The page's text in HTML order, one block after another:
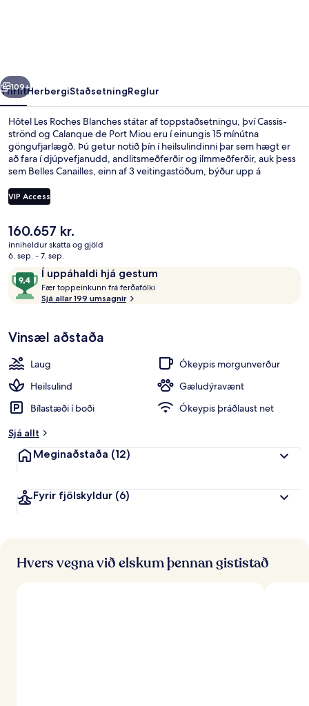
Næsta
109+
YfirlitHerbergiStaðsetningReglur
Hôtel Les Roches Blanches státar af toppstaðsetningu, því Cassis-
strönd og Calanque de Port Miou eru í einungis 15 mínútna
göngufjarlægð. Þú getur notið þín í heilsulindinni þar sem hægt er
að fara í djúpvefjanudd, andlitsmeðferðir og ilmmeðferðir, auk þess
sem Belles Canailles, einn af 3 veitingastöðum, býður upp á
Miðjarðarhafinu er sérhæfing staðarins. Meðal annarra þæginda á
þessu hóteli fyrir vandláta eru 2 útilaugar, bar við
Aðrir gestir hafa sagt okkur að þeir hafi verið sérstaklega sáttir við
hjálpsamt starfsfólk og ástand gististaðarins almennt.
VIP Access
Núverandi
verð
er
160.657 kr.
160.657 kr.
inniheldur skatta og gjöld
6. sep. - 7. sep.
UmsagnirÍ uppáhaldi hjá gestum
9,4
af
10,
uppáhaldi
hjá
gestum
Fær toppeinkunn frá ferðafólki
p
p
e
n
n
r
ð
Sjá allar 199 umsagnir
Vinsæl aðstaða
Laug
Ókeypis morgunverður
Heilsulind
Gæludýravænt
Bílastæði í boði
Ókeypis þráðlaust net
Sjá allt
Meginaðstaða (12)
Fyrir fjölskyldur (6)
Hvers vegna við elskum þennan gististað